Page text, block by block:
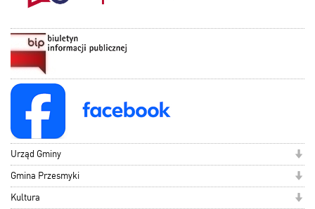
Urząd Gminy
Gmina Przesmyki
Kultura